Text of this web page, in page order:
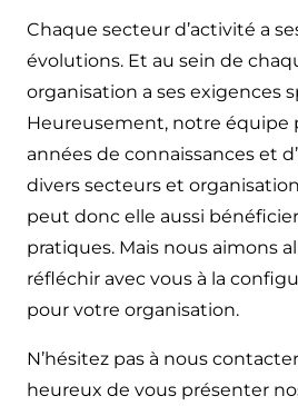
Chaque secteur d’activité a
évolutions. Et au sein de
organisation a ses exigences
Heureusement, notre équipe
années de connaissances et
divers secteurs et
peut donc elle aussi
pratiques. Mais nous aimons
réfléchir avec vous à la
pour votre organisation.
N’hésitez pas à nous
heureux de vous présenter